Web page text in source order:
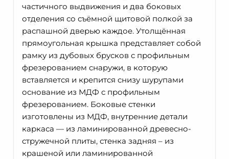
частичного выдвижения и два боковых
отделения со съёмной щитовой полкой за
распашной дверью каждое. Утолщённая
прямоугольная крышка представляет собой
рамку из дубовых брусков с профильным
фрезерованием снаружи, в которую
вставляется и крепится снизу шурупами
основание из МДФ с профильным
фрезерованием. Боковые стенки
изготовлены из МДФ, внутренние детали
каркаса — из ламинированной древесно-
стружечной плиты, стенка задняя – из
крашеной или ламинированной